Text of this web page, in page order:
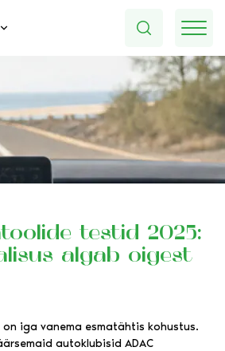
testid 2025:
algab õigest
iga vanema esmatähtis kohustus.
autoklubisid ADAC